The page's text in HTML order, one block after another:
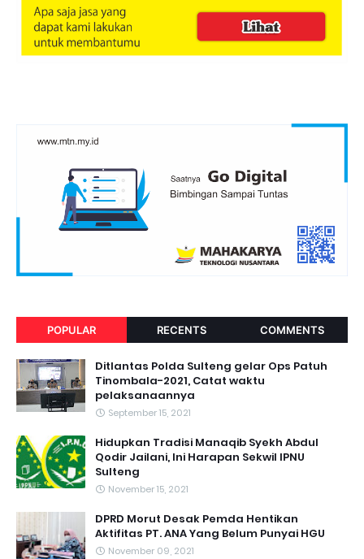
POPULAR RECENTS COMMENTS
Ditlantas Polda Sulteng gelar Ops Patuh
Tinombala-2021, Catat waktu
pelaksanaannya
September 15, 2021
Hidupkan Tradisi Manaqib Syekh Abdul
Qodir Jailani, Ini Harapan Sekwil IPNU
Sulteng
November 15, 2021
DPRD Morut Desak Pemda Hentikan
Aktifitas PT. ANA Yang Belum Punyai HGU
November 09, 2021